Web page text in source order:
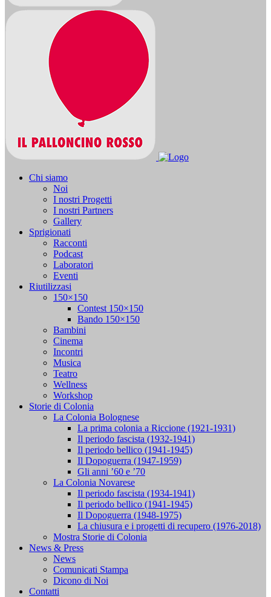
Chi siamo
Noi
I nostri Progetti
I nostri Partners
Gallery
Sprigionati
Racconti
Podcast
Laboratori
Eventi
Riutilizzasi
150×150
Contest 150×150
Bando 150×150
Bambini
Cinema
Incontri
Musica
Teatro
Wellness
Workshop
Storie di Colonia
La Colonia Bolognese
La prima colonia a Riccione (1921-1931)
Il periodo fascista (1932-1941)
Il periodo bellico (1941-1945)
Il Dopoguerra (1947-1959)
Gli anni ’60 e ’70
La Colonia Novarese
Il periodo fascista (1934-1941)
Il periodo bellico (1941-1945)
Il Dopoguerra (1948-1975)
La chiusura e i progetti di recupero (1976-2018)
Mostra Storie di Colonia
News & Press
News
Comunicati Stampa
Dicono di Noi
Contatti